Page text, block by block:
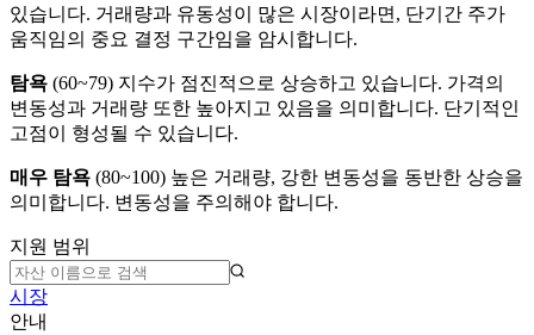
있습니다. 거래량과 유동성이 많은 시장이라면, 단기간 주가
움직임의 중요 결정 구간임을 암시합니다.
탐욕 (60~79) 지수가 점진적으로 상승하고 있습니다. 가격의
변동성과 거래량 또한 높아지고 있음을 의미합니다. 단기적인
고점이 형성될 수 있습니다.
매우 탐욕 (80~100) 높은 거래량, 강한 변동성을 동반한 상승을
의미합니다. 변동성을 주의해야 합니다.
지원 범위
시장
안내